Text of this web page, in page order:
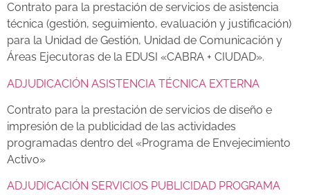
Contrato para la prestación de servicios de asistencia
técnica (gestión, seguimiento, evaluación y justificación)
para la Unidad de Gestión, Unidad de Comunicación y
Áreas Ejecutoras de la EDUSI «CABRA + CIUDAD».
ADJUDICACIÓN ASISTENCIA TÉCNICA EXTERNA
Contrato para la prestación de servicios de diseño e
impresión de la publicidad de las actividades
programadas dentro del «Programa de Envejecimiento
Activo»
ADJUDICACIÓN SERVICIOS PUBLICIDAD PROGRAMA